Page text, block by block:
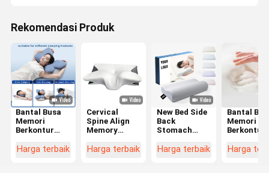
Rekomendasi Produk
Bantal Busa
Memori
Berkontur
Telentang
Harga terbaik
Cervical
Spine Align
Memory
Contour
Harga terbaik
New Bed Side
Back
Stomach
Orthopedic
Harga terbaik
Bantal
Memori
Berkontur
Utama
Harga